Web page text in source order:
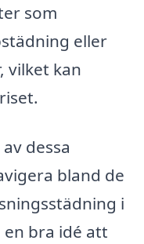
som
eller
vilket kan
dessa
bland de
i
bra idé att